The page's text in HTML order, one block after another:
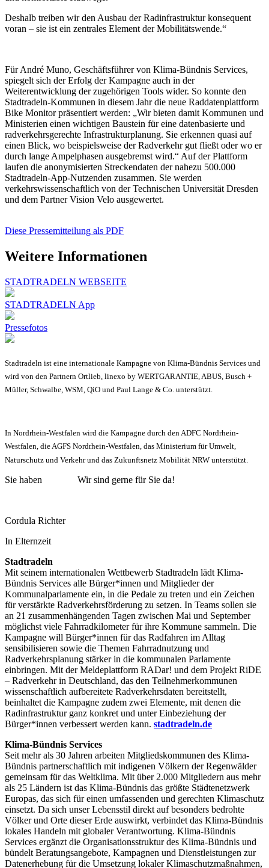
Deshalb treiben wir den Ausbau der Radinfrastruktur konsequent
voran – sie ist ein zentrales Element der Mobilitätswende.“
Für André Muno, Geschäftsführer von Klima-Bündnis Services,
spiegelt sich der Erfolg der Kampagne auch in der
Weiterentwicklung der zugehörigen Tools wider. So konnte den
Stadtradeln-Kommunen in diesem Jahr die neue Raddatenplattform
Bike Monitor präsentiert werden: „Wir bieten damit Kommunen und
Ministerien einen wichtigen Baustein für eine datenbasierte und
radverkehrsgerechte Infrastrukturplanung. Sie erkennen quasi auf
einen Blick, wo beispielsweise der Radverkehr gut fließt oder wo er
durch lange Ampelphasen ausgebremst wird.“ Auf der Plattform
laufen die anonymisierten Streckendaten der nahezu 500.000
Stadtradeln-App-Nutzenden zusammen. Sie werden
verkehrswissenschaftlich von der Technischen Universität Dresden
und dem Partner Vision Velo ausgewertet.
Diese Pressemitteilung als PDF
Weitere Informationen
STADTRADELN WEBSEITE
STADTRADELN App
Pressefotos
Stadtradeln ist eine internationale Kampagne von Klima-Bündnis Services und
wird von den Partnern Ortlieb, linexo by WERTGARANTIE, ABUS, Busch +
Müller, Schwalbe, WSM, QiO und Paul Lange & Co. unterstützt.
In Nordrhein-Westfalen wird die Kampagne durch den ADFC Nordrhein-
Westfalen, die AGFS Nordrhein-Westfalen, das Ministerium für Umwelt,
Naturschutz und Verkehr und das Zukunftsnetz Mobilität NRW unterstützt.
Sie haben Wir sind gerne für Sie da!
Cordula Richter
In Elternzeit
Stadtradeln
Mit seinem internationalen Wettbewerb Stadtradeln lädt Klima-
Bündnis Services alle Bürger*innen und Mitglieder der
Kommunalparlamente ein, in die Pedale zu treten und ein Zeichen
für verstärkte Radverkehrsförderung zu setzen. In Teams sollen sie
an 21 zusammenhängenden Tagen zwischen Mai und September
möglichst viele Fahrradkilometer für ihre Kommune sammeln. Die
Kampagne will Bürger*innen für das Radfahren im Alltag
sensibilisieren sowie die Themen Fahrradnutzung und
Radverkehrsplanung stärker in die kommunalen Parlamente
einbringen. Mit der Meldeplattform RADar! und dem Projekt RiDE
– Radverkehr in Deutschland, das den Teilnehmerkommunen
wissenschaftlich aufbereitete Radverkehrsdaten bereitstellt,
beinhaltet die Kampagne zudem zwei Elemente, mit denen die
Radinfrastruktur ganz konkret und unter Einbeziehung der
Bürger*innen verbessert werden kann. stadtradeln.de
Klima-Bündnis Services
Seit mehr als 30 Jahren arbeiten Mitgliedskommunen des Klima-
Bündnis partnerschaftlich mit indigenen Völkern der Regenwälder
gemeinsam für das Weltklima. Mit über 2.000 Mitgliedern aus mehr
als 25 Ländern ist das Klima-Bündnis das größte Städtenetzwerk
Europas, das sich für einen umfassenden und gerechten Klimaschutz
einsetzt. Da sich unser Lebensstil direkt auf besonders bedrohte
Völker und Orte dieser Erde auswirkt, verbindet das Klima-Bündnis
lokales Handeln mit globaler Verantwortung. Klima-Bündnis
Services ergänzt die Organisationsstruktur des Klima-Bündnis und
bündelt Beratungsangebote, Kampagnen und Dienstleistungen zur
Datenerhebung für die Umsetzung lokaler Klimaschutzmaßnahmen,